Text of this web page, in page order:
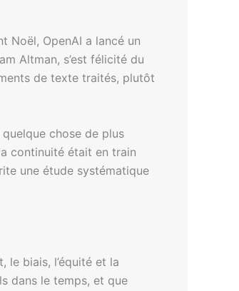
Noël, OpenAI a lancé un
Altman, s’est félicité du
de texte traités, plutôt
chose de plus
continuité était en train
une étude systématique
le biais, l’équité et la
dans le temps, et que